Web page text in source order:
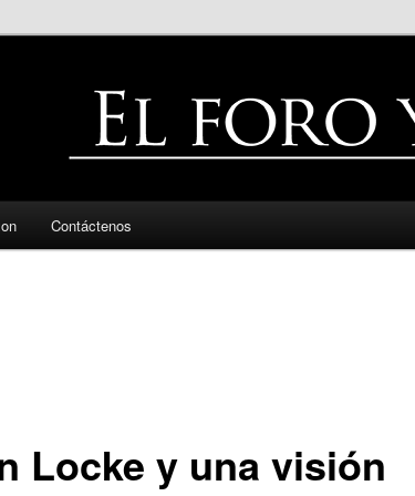
Contáctenos
Locke y una visión